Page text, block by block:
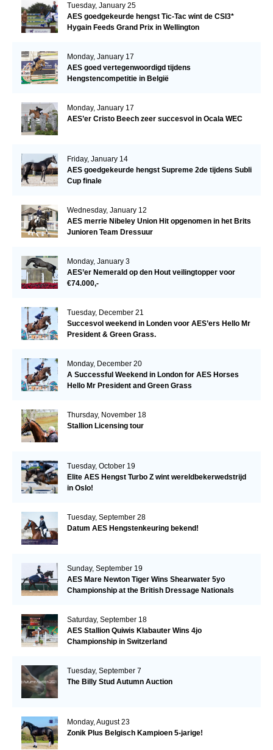
Tuesday, January 25
AES goedgekeurde hengst Tic-Tac wint de CSI3*
Hygain Feeds Grand Prix in Wellington
Monday, January 17
AES goed vertegenwoordigd tijdens
Hengstencompetitie in België
Monday, January 17
AES’er Cristo Beech zeer succesvol in Ocala WEC
Friday, January 14
AES goedgekeurde hengst Supreme 2de tijdens Subli
Cup finale
Wednesday, January 12
AES merrie Nibeley Union Hit opgenomen in het Brits
Junioren Team Dressuur
Monday, January 3
AES’er Nemerald op den Hout veilingtopper voor
€74.000,-
Tuesday, December 21
Succesvol weekend in Londen voor AES’ers Hello Mr
President & Green Grass.
Monday, December 20
A Successful Weekend in London for AES Horses
Hello Mr President and Green Grass
Thursday, November 18
Stallion Licensing tour
Tuesday, October 19
Elite AES Hengst Turbo Z wint wereldbekerwedstrijd
in Oslo!
Tuesday, September 28
Datum AES Hengstenkeuring bekend!
Sunday, September 19
AES Mare Newton Tiger Wins Shearwater 5yo
Championship at the British Dressage Nationals
Saturday, September 18
AES Stallion Quiwis Klabauter Wins 4jo
Championship in Switzerland
Tuesday, September 7
The Billy Stud Autumn Auction
Monday, August 23
Zonik Plus Belgisch Kampioen 5-jarige!